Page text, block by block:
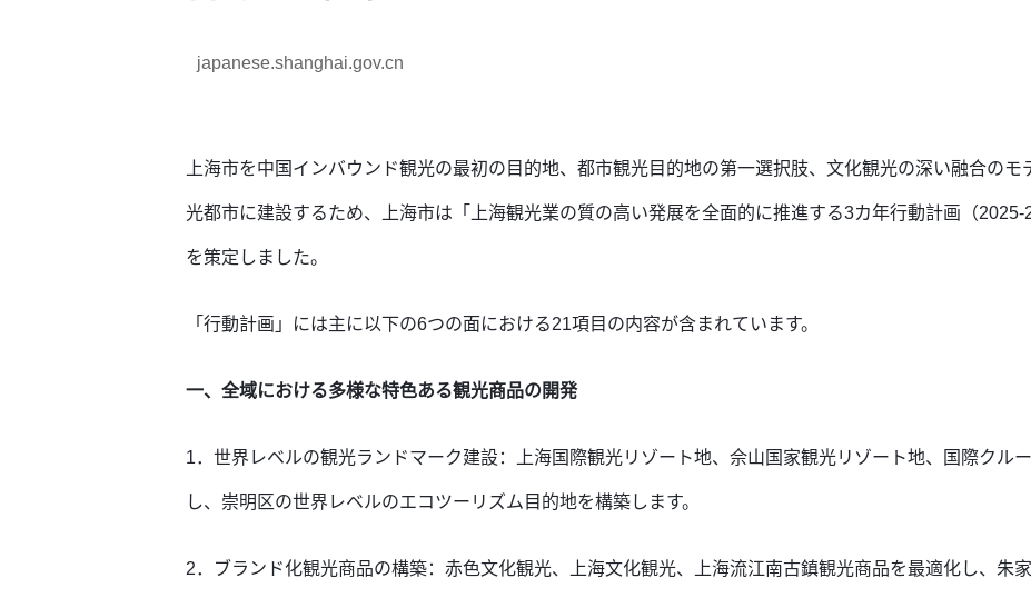
japanese.shanghai.gov.cn
上海市を中国インバウンド観光の最初の目的地、都市観光目的地の第一選択肢、文化観光の深い融合の
光都市に建設するため、上海市は「上海観光業の質の高い発展を全面的に推進する3カ年行動計画（2025-
を策定しました。
「行動計画」には主に以下の6つの面における21項目の内容が含まれています。
一、全域における多様な特色ある観光商品の開発
1．世界レベルの観光ランドマーク建設：上海国際観光リゾート地、佘山国家観光リゾート地、国際クル
し、崇明区の世界レベルのエコツーリズム目的地を構築します。
2．ブランド化観光商品の構築：赤色文化観光、上海文化観光、上海流江南古鎮観光商品を最適化し、朱